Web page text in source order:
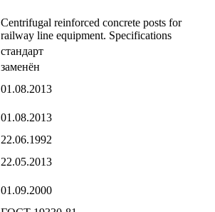
Centrifugal reinforced concrete posts for
railway line equipment. Specifications
стандарт
заменён
01.08.2013
01.08.2013
22.06.1992
22.05.2013
01.09.2000